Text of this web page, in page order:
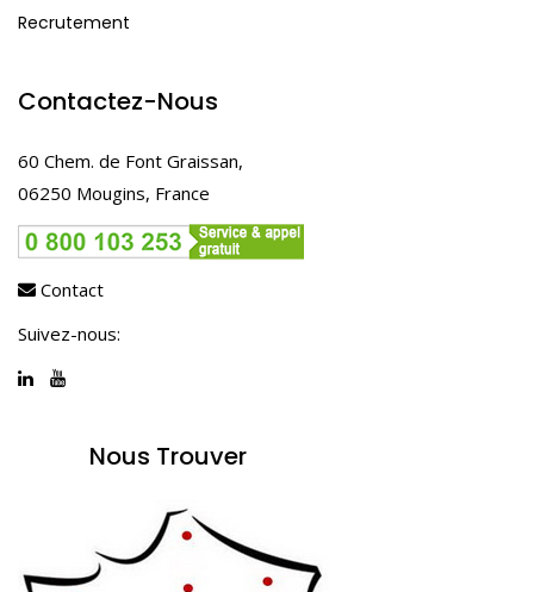
Recrutement
Contactez-Nous
60 Chem. de Font Graissan,
06250 Mougins, France
Contact
Suivez-nous:
Nous Trouver